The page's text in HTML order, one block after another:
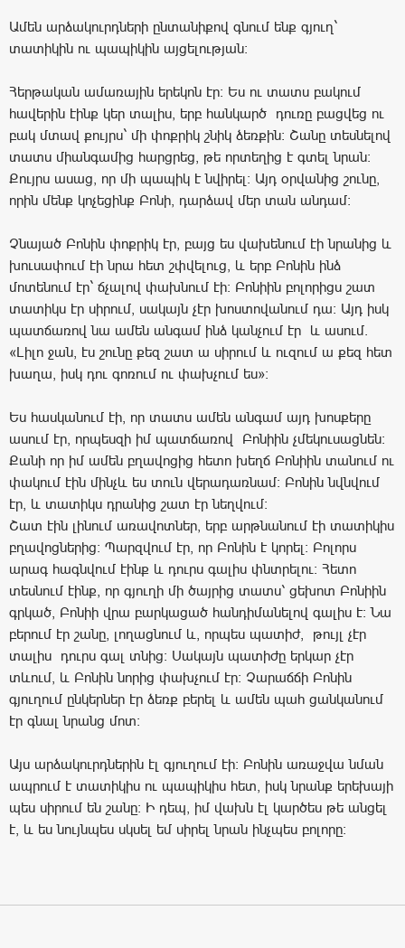
Ամեն արձակուրդների ընտանիքով գնում ենք գյուղ`
տատիկին ու պապիկին այցելության:
Հերթական ամառային երեկոն էր: Ես ու տատս բակում
հավերին էինք կեր տալիս, երբ հանկարծ դուռը բացվեց ու
բակ մտավ քույրս` մի փոքրիկ շնիկ ձեռքին: Շանը տեսնելով
տատս միանգամից հարցրեց, թե որտեղից է գտել նրան:
Քույրս ասաց, որ մի պապիկ է նվիրել: Այդ օրվանից շունը,
որին մենք կոչեցինք Բոնի, դարձավ մեր տան անդամ:
Չնայած Բոնին փոքրիկ էր, բայց ես վախենում էի նրանից և
խուսափում էի նրա հետ շփվելուց, և երբ Բոնին ինձ
մոտենում էր` ճչալով փախնում էի: Բոնիին բոլորիցս շատ
տատիկս էր սիրում, սակայն չէր խոստովանում դա: Այդ իսկ
պատճառով նա ամեն անգամ ինձ կանչում էր և ասում.
«Լիլո ջան, էս շունը քեզ շատ ա սիրում և ուզում ա քեզ հետ
խաղա, իսկ դու գոռում ու փախչում ես»:
Ես հասկանում էի, որ տատս ամեն անգամ այդ խոսքերը
ասում էր, որպեսզի իմ պատճառով Բոնիին չմեկուսացնեն:
Քանի որ իմ ամեն բղավոցից հետո խեղճ Բոնիին տանում ու
փակում էին մինչև ես տուն վերադառնամ: Բոնին նվնվում
էր, և տատիկս դրանից շատ էր նեղվում:
Շատ էին լինում առավոտներ, երբ արթնանում էի տատիկիս
բղավոցներից: Պարզվում էր, որ Բոնին է կորել: Բոլորս
արագ հագնվում էինք և դուրս գալիս փնտրելու: Հետո
տեսնում էինք, որ գյուղի մի ծայրից տատս՝ ցեխոտ Բոնիին
գրկած, Բոնիի վրա բարկացած հանդիմանելով գալիս է: Նա
բերում էր շանը, լողացնում և, որպես պատիժ, թույլ չէր
տալիս դուրս գալ տնից: Սակայն պատիժը երկար չէր
տևում, և Բոնին նորից փախչում էր: Չարաճճի Բոնին
գյուղում ընկերներ էր ձեռք բերել և ամեն պահ ցանկանում
էր գնալ նրանց մոտ:
Այս արձակուրդներին էլ գյուղում էի: Բոնին առաջվա նման
ապրում է տատիկիս ու պապիկիս հետ, իսկ նրանք երեխայի
պես սիրում են շանը: Ի դեպ, իմ վախն էլ կարծես թե անցել
է, և ես նույնպես սկսել եմ սիրել նրան ինչպես բոլորը: